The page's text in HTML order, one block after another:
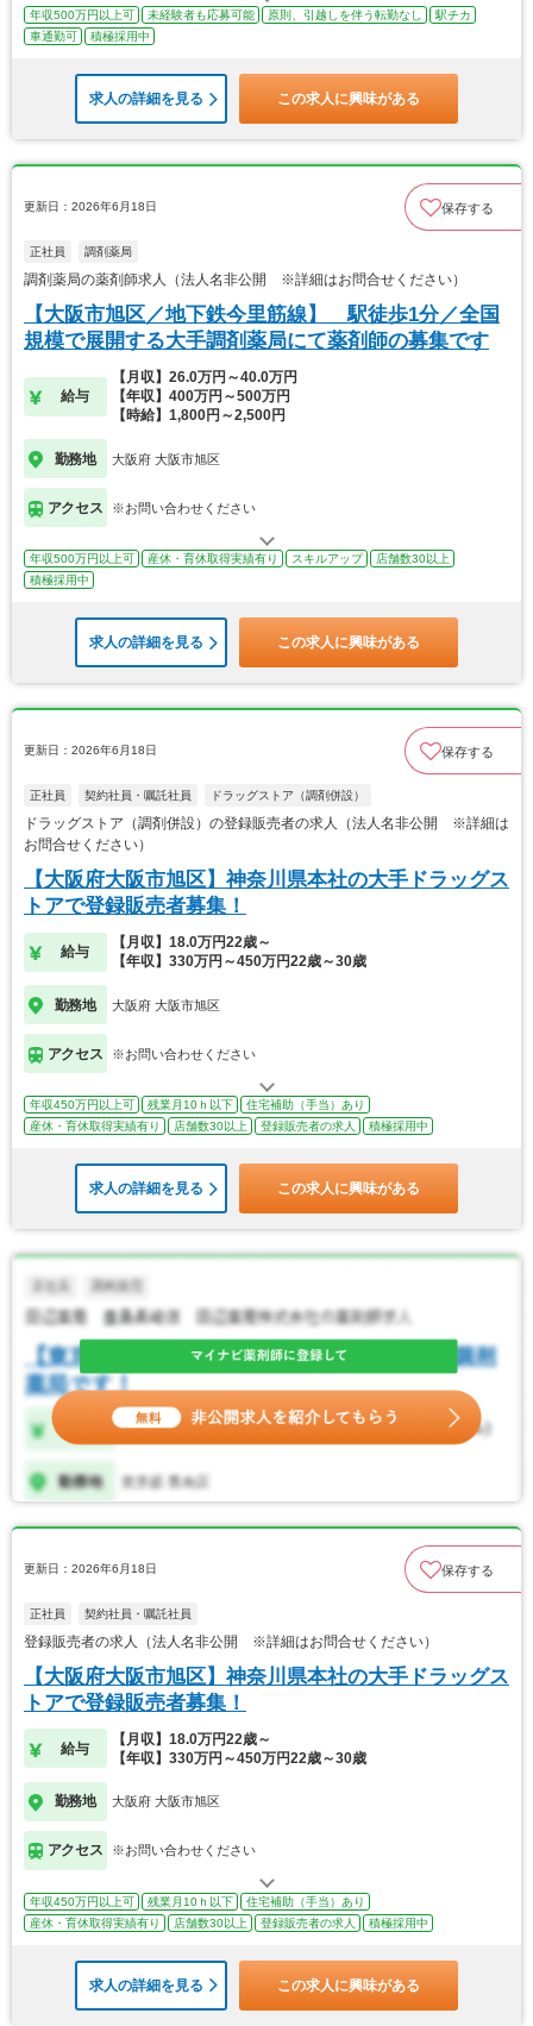
年収500万円以上可 未経験者も応募可能 原則、引越しを伴う転勤なし
駅チカ
車通勤可
積極採用中
求人の詳細を見る この求人に興味がある
更新日：2026年6月18日 保存する
正社員 調剤薬局
調剤薬局の薬剤師求人（法人名非公開 ※詳細はお問合せください）
【大阪市旭区／地下鉄今里筋線】 駅徒歩1分／全国
規模で展開する大手調剤薬局にて薬剤師の募集です
給与
【月収】26.0万円～40.0万円
【年収】400万円～500万円
【時給】1,800円～2,500円
勤務地 大阪府 大阪市旭区
アクセス ※お問い合わせください
年収500万円以上可 産休・育休取得実績有り スキルアップ
店舗数30以上
積極採用中
求人の詳細を見る この求人に興味がある
更新日：2026年6月18日 保存する
正社員 契約社員・嘱託社員 ドラッグストア（調剤併設）
ドラッグストア（調剤併設）の登録販売者の求人（法人名非公開 ※詳細は
お問合せください）
【大阪府大阪市旭区】神奈川県本社の大手ドラッグス
トアで登録販売者募集！
給与
【月収】18.0万円22歳～
【年収】330万円～450万円22歳～30歳
勤務地 大阪府 大阪市旭区
アクセス ※お問い合わせください
年収450万円以上可 残業月10ｈ以下
住宅補助（手当）あり
産休・育休取得実績有り
店舗数30以上 登録販売者の求人 積極採用中
求人の詳細を見る この求人に興味がある
更新日：2026年6月18日 保存する
正社員 契約社員・嘱託社員
登録販売者の求人（法人名非公開 ※詳細はお問合せください）
【大阪府大阪市旭区】神奈川県本社の大手ドラッグス
トアで登録販売者募集！
給与
【月収】18.0万円22歳～
【年収】330万円～450万円22歳～30歳
勤務地 大阪府 大阪市旭区
アクセス ※お問い合わせください
年収450万円以上可 残業月10ｈ以下
住宅補助（手当）あり
産休・育休取得実績有り
店舗数30以上 登録販売者の求人 積極採用中
求人の詳細を見る この求人に興味がある